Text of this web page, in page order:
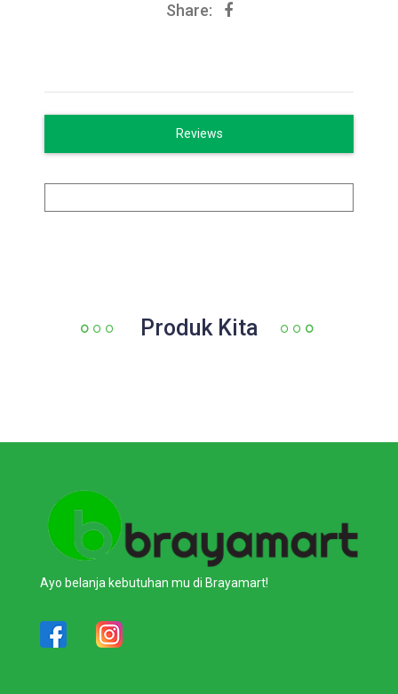
Share:
Reviews
Produk Kita
Ayo belanja kebutuhan mu di Brayamart!